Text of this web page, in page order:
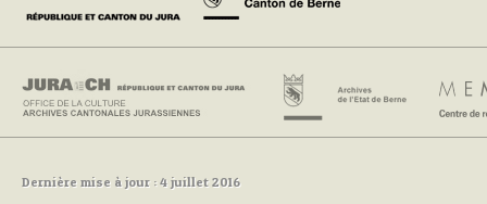
Dernière mise à jour : 4 juillet 2016